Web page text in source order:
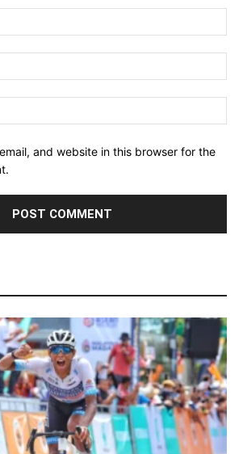
and website in this browser for the